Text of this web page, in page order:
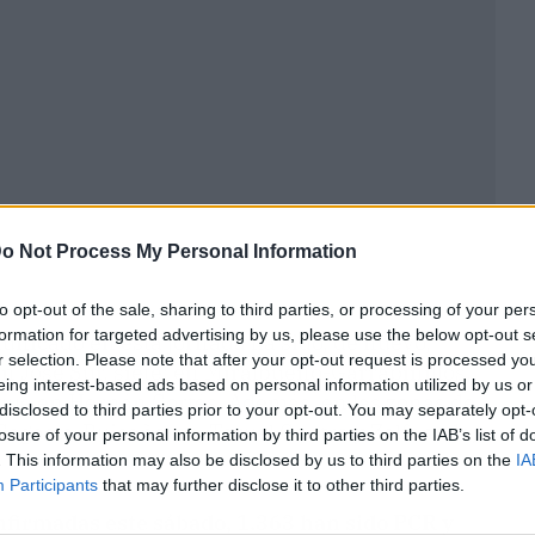
Not Process My Personal Information
opt-out of the sale, sharing to third parties, or processing of your
for targeted advertising by us, please use the below opt-out
selection. Please note that after your opt-out request is processed
interest-based ads based on personal information utilized by us
to third parties prior to your opt-out. You may separately
of your personal information by third parties on the IAB’s list of
This information may also be disclosed by us to third parties on the
Participants that may further disclose it to other third parties.
en esta jornada ha sido, de nuevo,
José Sur, siete; en Miralbueno-Garrapinillos,
en Hernán Cortés. Además, en las zonas de
Ruiseñores, Teruel Centro y Zalfonada,
este sábado, 1.363 han sido PCR y